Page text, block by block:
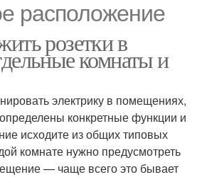
расположение
розетки в
комнаты и
электрику в помещениях,
конкретные функции и
исходите из общих типовых
комнате нужно предусмотреть
— чаще всего это бывает